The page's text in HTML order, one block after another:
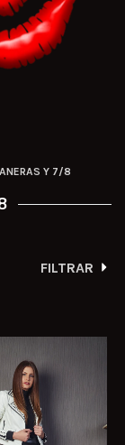
Y 7/8
FILTRAR